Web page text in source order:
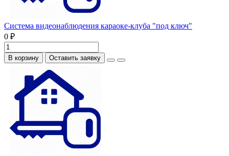
Система видеонаблюдения караоке-клуба "под ключ"
0 ₽
В корзину Оставить заявку